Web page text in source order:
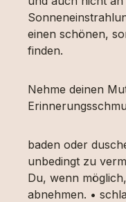
einen schönen,
finden.
Nehme deinen
baden oder
unbedingt zu
Du, wenn
abnehmen. •